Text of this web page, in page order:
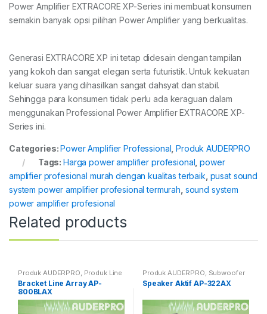
Power Amplifier EXTRACORE XP-Series ini membuat konsumen
semakin banyak opsi pilihan Power Amplifier yang berkualitas.
Generasi EXTRACORE XP ini tetap didesain dengan tampilan
yang kokoh dan sangat elegan serta futuristik. Untuk kekuatan
keluar suara yang dihasilkan sangat dahsyat dan stabil.
Sehingga para konsumen tidak perlu ada keraguan dalam
menggunakan Professional Power Amplifier EXTRACORE XP-
Series ini.
Categories:Power Amplifier Professional ,Produk AUDERPRO
Tags:Harga power amplifier profesional ,power
amplifier profesional murah dengan kualitas terbaik pusat sound
system power amplifier profesional termurah sound system
power amplifier profesional
Related products
Produk AUDERPRO Produk Line
Array
Bracket Line Array AP-
800BLAX
Produk AUDERPRO Subwoofer
& Speaker Aktif PRO
Speaker Aktif AP-322AX